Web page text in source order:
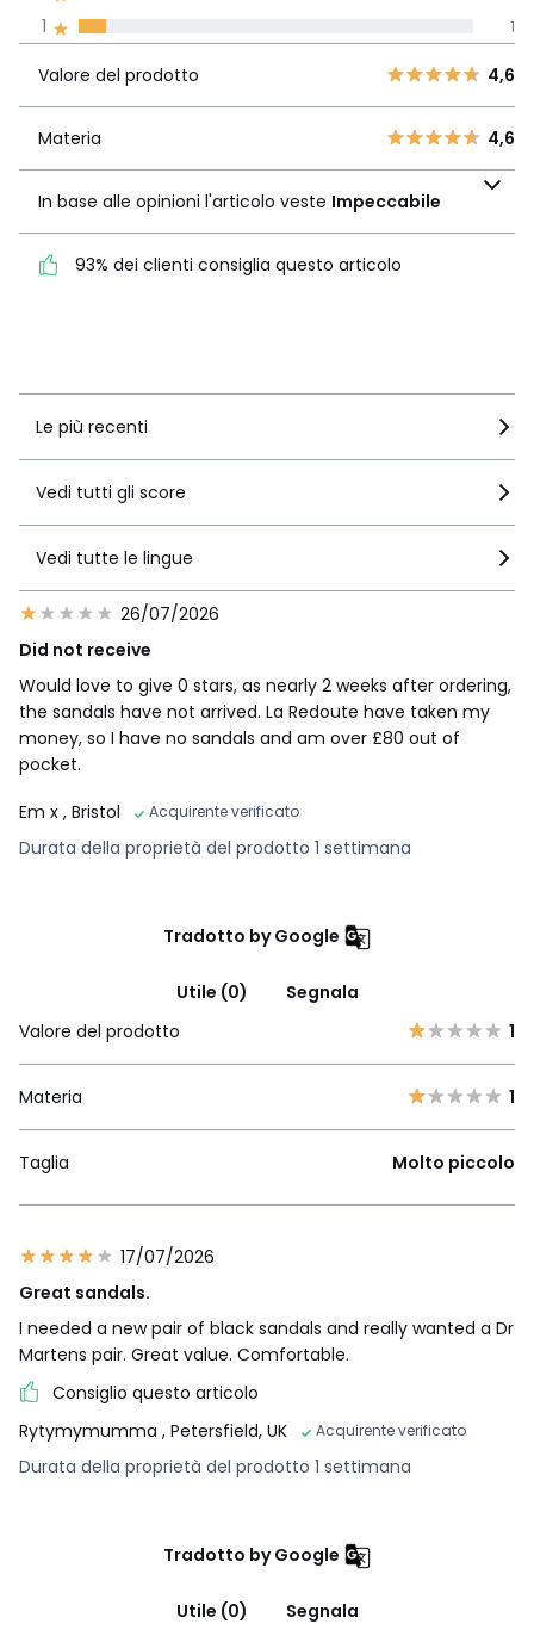
1 1
2
3 0
4
5 4,6
Impeccabile
93% dei clienti consiglia
1 1
Valore del prodotto 4,6
Materia 4,6
In base alle opinioni l'articolo veste Impeccabile
93% dei clienti consiglia questo articolo
Le più recenti
Vedi tutti gli score
Vedi tutte le lingue
26/07/2026
Did not receive
Would love to give 0 stars, as nearly 2 weeks after ordering,
the sandals have not arrived. La Redoute have taken my
money, so I have no sandals and am over £80 out of
pocket.
Em x , Bristol Acquirente verificato
Durata della proprietà del prodotto 1 settimana
Tradotto by Google
Utile (0)
Segnala
Valore del prodotto
1
Materia 1
Taglia Molto piccolo
17/07/2026
Great sandals.
I needed a new pair of black sandals and really wanted a Dr
Martens pair. Great value. Comfortable.
Consiglio questo articolo
Rytymymumma , Petersfield, UK Acquirente verificato
Durata della proprietà del prodotto 1 settimana
Tradotto by Google
Utile (0)
Segnala